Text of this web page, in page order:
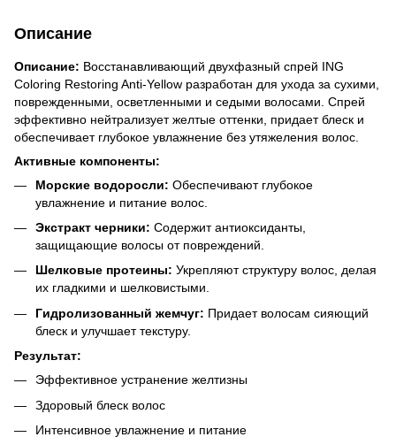
Описание
Описание: Восстанавливающий двухфазный спрей ING
Coloring Restoring Anti-Yellow разработан для ухода за сухими,
поврежденными, осветленными и седыми волосами. Спрей
эффективно нейтрализует желтые оттенки, придает блеск и
обеспечивает глубокое увлажнение без утяжеления волос.
Активные компоненты:
Морские водоросли: Обеспечивают глубокое
увлажнение и питание волос.
Экстракт черники: Содержит антиоксиданты,
защищающие волосы от повреждений.
Шелковые протеины: Укрепляют структуру волос, делая
их гладкими и шелковистыми.
Гидролизованный жемчуг: Придает волосам сияющий
блеск и улучшает текстуру.
Результат:
Эффективное устранение желтизны
Здоровый блеск волос
Интенсивное увлажнение и питание